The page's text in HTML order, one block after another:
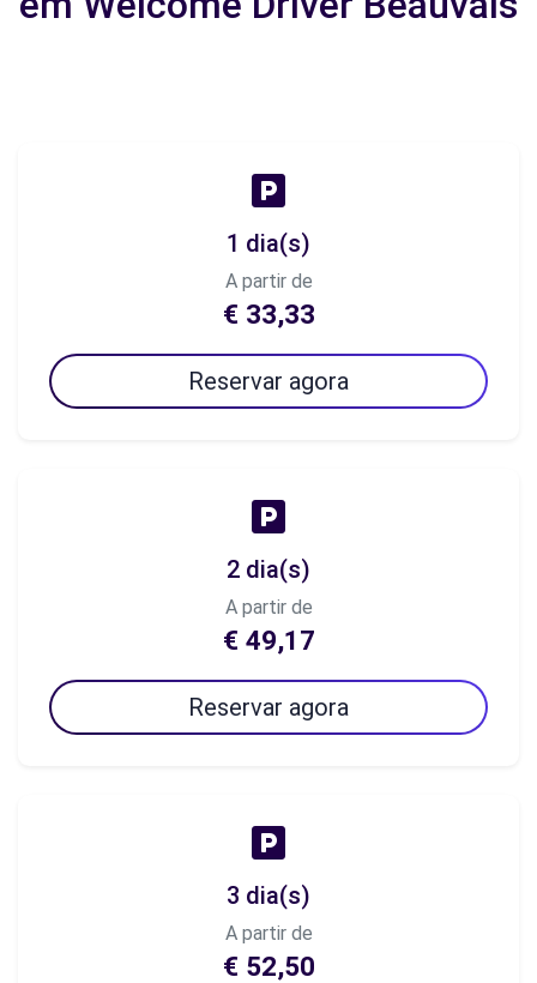
1 dia(s)
A partir de
€ 33,33
Reservar agora
2 dia(s)
A partir de
€ 49,17
Reservar agora
3 dia(s)
A partir de
€ 52,50